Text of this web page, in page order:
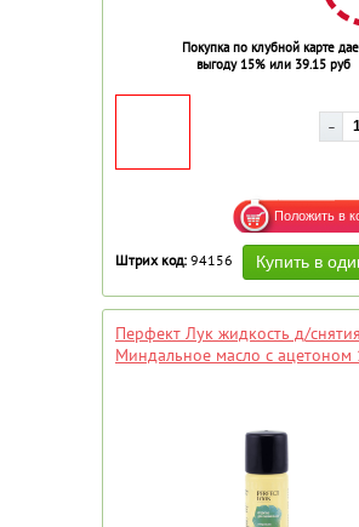
Покупка по клубной карте
выгоду 15% или 39.15 руб
Штрих код: 94156
Перфект Лук жидкость д/
Миндальное масло с ацетоном